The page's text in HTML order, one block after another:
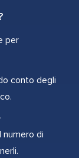
per
conto degli
numero di